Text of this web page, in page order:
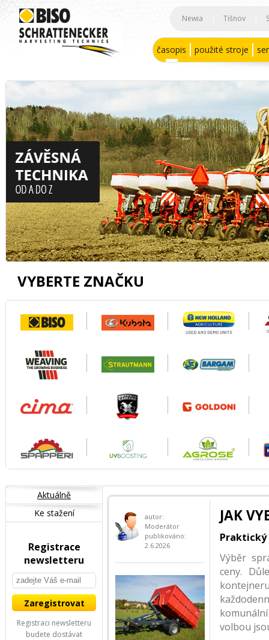
Newia Tišnov
časopis použité stroje
VYBERTE ZNAČKU
autor:
Moderátor
publikováno:
2.6.2026
JAK
Praktický
Výběr
ceny.
volbou
Aktuálně
Ke stažení
Registrace
newsletteru
Registraci newsletteru
budete dostávat